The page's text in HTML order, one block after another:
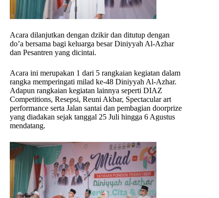
Acara dilanjutkan dengan dzikir dan ditutup dengan
do’a bersama bagi keluarga besar Diniyyah Al-Azhar
dan Pesantren yang dicintai.
Acara ini merupakan 1 dari 5 rangkaian kegiatan dalam
rangka memperingati milad ke-48 Diniyyah Al-Azhar.
Adapun rangkaian kegiatan lainnya seperti DIAZ
Competitions, Resepsi, Reuni Akbar, Spectacular art
performance serta Jalan santai dan pembagian doorprize
yang diadakan sejak tanggal 25 Juli hingga 6 Agustus
mendatang.